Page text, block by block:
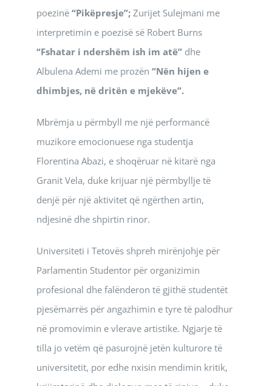
poezinë “Pikëpresje”; Zurijet Sulejmani me
interpretimin e poezisë së Robert Burns
“Fshatar i ndershëm ish im atë” dhe
Albulena Ademi me prozën “Nën hijen e
dhimbjes, në dritën e mjekëve”.
Mbrëmja u përmbyll me një performancë
muzikore emocionuese nga studentja
Florentina Abazi, e shoqëruar në kitarë nga
Granit Vela, duke krijuar një përmbyllje të
denjë për një aktivitet që ngërthen artin,
ndjesinë dhe shpirtin rinor.
Universiteti i Tetovës shpreh mirënjohje për
Parlamentin Studentor për organizimin
profesional dhe falënderon të gjithë studentët
pjesëmarrës për angazhimin e tyre të palodhur
në promovimin e vlerave artistike. Ngjarje të
tilla jo vetëm që pasurojnë jetën kulturore të
universitetit, por edhe nxisin mendimin kritik,